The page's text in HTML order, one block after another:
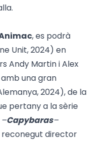
, es podrà
Unit, 2024) en
Andy Martin i Alex
amb una gran
2024), de la
pertany a la sèrie
Capybaras–
reconegut director